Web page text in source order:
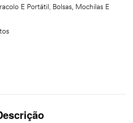
E Portátil, Bolsas, Mochilas E